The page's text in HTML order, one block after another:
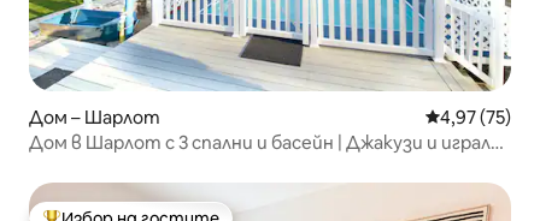
Дом – Шарлот Средна
4,97 (75)
Дом в Шарлот с 3 спални и басейн | Джакузи и игрална